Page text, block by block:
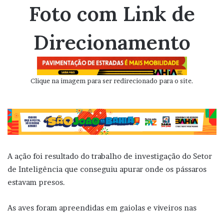
Foto com Link de
Direcionamento
Clique na imagem para ser redirecionado para o site.
A ação foi resultado do trabalho de investigação do Setor
de Inteligência que conseguiu apurar onde os pássaros
estavam presos.
As aves foram apreendidas em gaiolas e viveiros nas